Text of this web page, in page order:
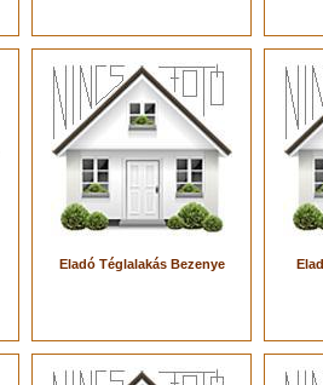
Eladó Téglalakás Bezenye